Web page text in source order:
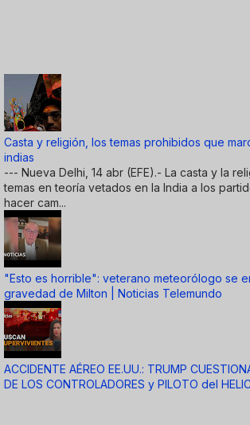
Casta y religión, los temas prohibidos que
indias
--- Nueva Delhi, 14 abr (EFE).- La casta y la
temas en teoría vetados en la India a los
hacer cam...
"Esto es horrible": veterano meteorólogo se
gravedad de Milton | Noticias Telemundo
ACCIDENTE AÉREO EE.UU.: TRUMP
DE LOS CONTROLADORES y PILOTO del